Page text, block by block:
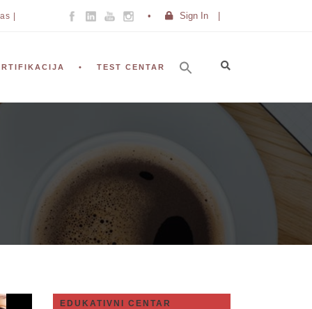
| Sign In
TEST CENTAR
EDUKATIVNI CENTAR